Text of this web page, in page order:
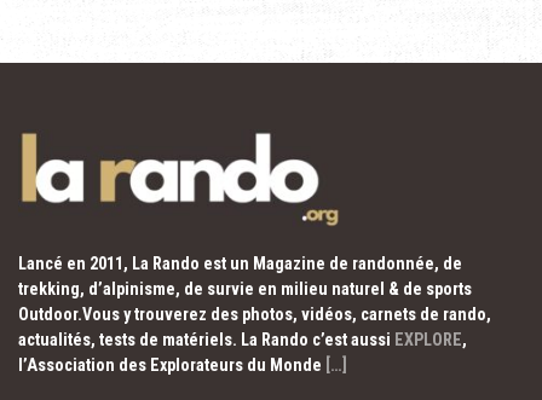
Lancé en 2011, La Rando est un Magazine de randonnée, de
trekking, d’alpinisme, de survie en milieu naturel & de sports
Outdoor.Vous y trouverez des photos, vidéos, carnets de rando,
actualités, tests de matériels. La Rando c’est aussi EXPLORE,
l’Association des Explorateurs du Monde […]